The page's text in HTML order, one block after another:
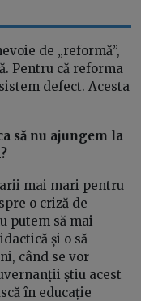
de „reformă”,
Pentru că reforma
defect. Acesta
să nu ajungem la
mai mari pentru
o criză de
putem să mai
și o să
când se vor
știu acest
în educație